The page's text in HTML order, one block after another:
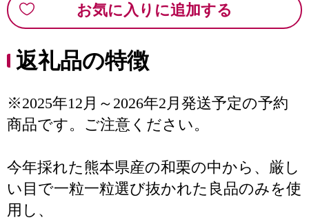
お気に入りに追加する
返礼品の特徴
※2025年12月～2026年2月発送予定の予約
商品です。ご注意ください。
今年採れた熊本県産の和栗の中から、厳し
い目で一粒一粒選び抜かれた良品のみを使
用し、